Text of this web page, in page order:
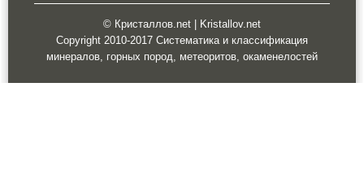
© Кристаллов.net | Kristallov.net
Copyright 2010-2017 Систематика и классификация
минералов, горных пород, метеоритов, окаменелостей